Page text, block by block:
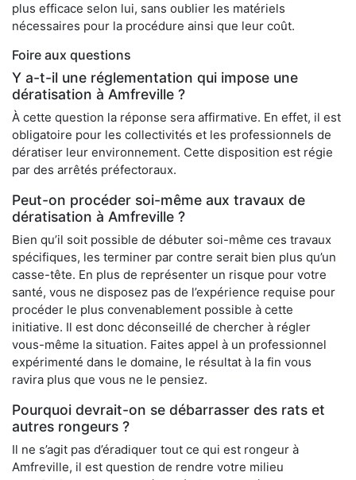
plus efficace selon lui, sans oublier les matériels
nécessaires pour la procédure ainsi que leur coût.
Foire aux questions
Y a-t-il une réglementation qui impose une
dératisation à Amfreville ?
À cette question la réponse sera affirmative. En effet, il est
obligatoire pour les collectivités et les professionnels de
dératiser leur environnement. Cette disposition est régie
par des arrêtés préfectoraux.
Peut-on procéder soi-même aux travaux de
dératisation à Amfreville ?
Bien qu’il soit possible de débuter soi-même ces travaux
spécifiques, les terminer par contre serait bien plus qu’un
casse-tête. En plus de représenter un risque pour votre
santé, vous ne disposez pas de l’expérience requise pour
procéder le plus convenablement possible à cette
initiative. Il est donc déconseillé de chercher à régler
vous-même la situation. Faites appel à un professionnel
expérimenté dans le domaine, le résultat à la fin vous
ravira plus que vous ne le pensiez.
Pourquoi devrait-on se débarrasser des rats et
autres rongeurs ?
Il ne s’agit pas d’éradiquer tout ce qui est rongeur à
Amfreville, il est question de rendre votre milieu